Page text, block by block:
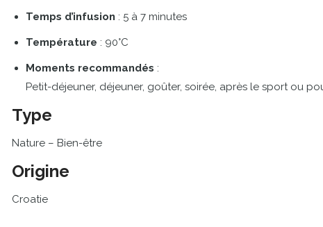
Temps d’infusion : 5 à 7 minutes
Température : 90°C
Moments recommandés :
Petit-déjeuner, déjeuner, goûter, soirée, après le sport ou
Type
Nature – Bien-être
Origine
Croatie